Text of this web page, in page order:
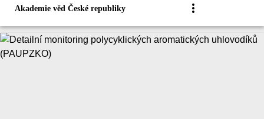
Akademie věd České republiky